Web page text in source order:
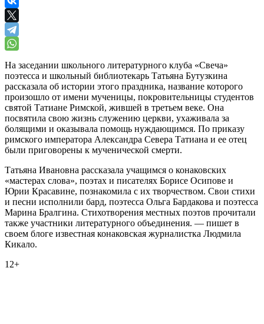
На заседании школьного литературного клуба «Свеча»
поэтесса и школьный библиотекарь Татьяна Бутузкина
рассказала об истории этого праздника, название которого
произошло от имени мученицы, покровительницы студентов
святой Татиане Римской, жившей в третьем веке. Она
посвятила свою жизнь служению церкви, ухаживала за
болящими и оказывала помощь нуждающимся. По приказу
римского императора Александра Севера Татиана и ее отец
были приговорены к мученической смерти.
Татьяна Ивановна рассказала учащимся о конаковских
«мастерах слова», поэтах и писателях Борисе Осипове и
Юрии Красавине, познакомила с их творчеством. Свои стихи
и песни исполнили бард, поэтесса Ольга Бардакова и поэтесса
Марина Бралгина. Стихотворения местных поэтов прочитали
также участники литературного объединения. — пишет в
своем блоге известная конаковская журналистка Людмила
Кикало.
12+